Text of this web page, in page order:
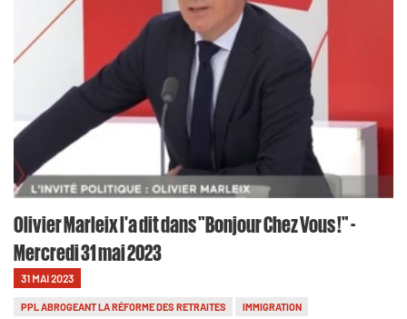
Olivier Marleix l'a dit dans "Bonjour Chez Vous !" -
Mercredi 31 mai 2023
31 MAI 2023
PPL ABROGEANT LA RÉFORME DES RETRAITES
IMMIGRATION